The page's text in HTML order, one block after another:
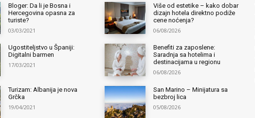
Bloger: Da li je Bosna i
Hercegovina opasna za
turiste?
03/03/2021
Ugostiteljstvo u Španiji:
Digitalni barmen
17/03/2021
Turizam: Albanija je nova
Grčka
19/04/2021
Više od estetike – kako dobar
dizajn hotela direktno podiže
cene noćenja?
06/08/2026
Benefiti za zaposlene:
Saradnja sa hotelima i
destinacijama u regionu
06/08/2026
San Marino – Minijatura sa
bezbroj lica
05/08/2026